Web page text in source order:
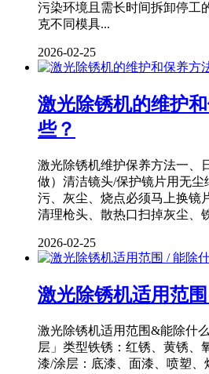
污染环境且需长时间拆卸停工
克不同模具...
2026-02-25
激光除锈机的维护
些？
激光除锈机维护保养方法一、
做）清洁镜头/保护镜片用无
污、灰尘、烧点必须马上换镜
清理枪头、散热口扫掉灰尘、
2026-02-25
激光除锈机适用范
激光除锈机适用范围&能除什
层」类型铁锈：红锈、黄锈、
漆/涂层：底漆、面漆、喷塑